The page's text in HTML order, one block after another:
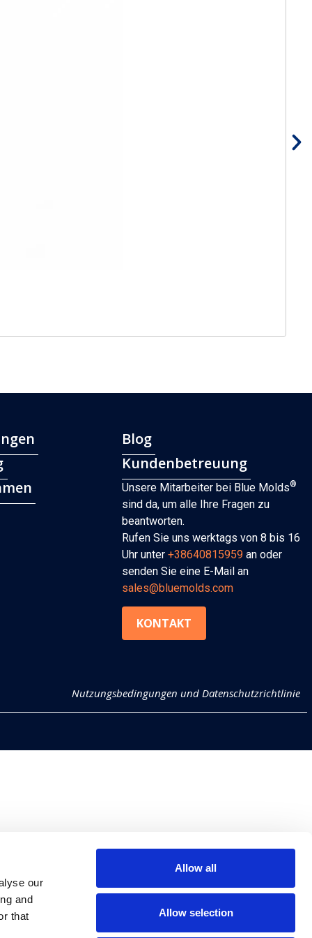
our
and
that
Allow all
Allow selection
Blog
Kundenbetreuung
Unsere Mitarbeiter bei Blue Molds®
sind da, um alle Ihre Fragen zu
beantworten.
Rufen Sie uns werktags von 8 bis 16
Uhr unter +38640815959 an oder
senden Sie eine E-Mail an
sales@bluemolds.com
KONTAKT
Nutzungsbedingungen und Datenschutzrichtlinie